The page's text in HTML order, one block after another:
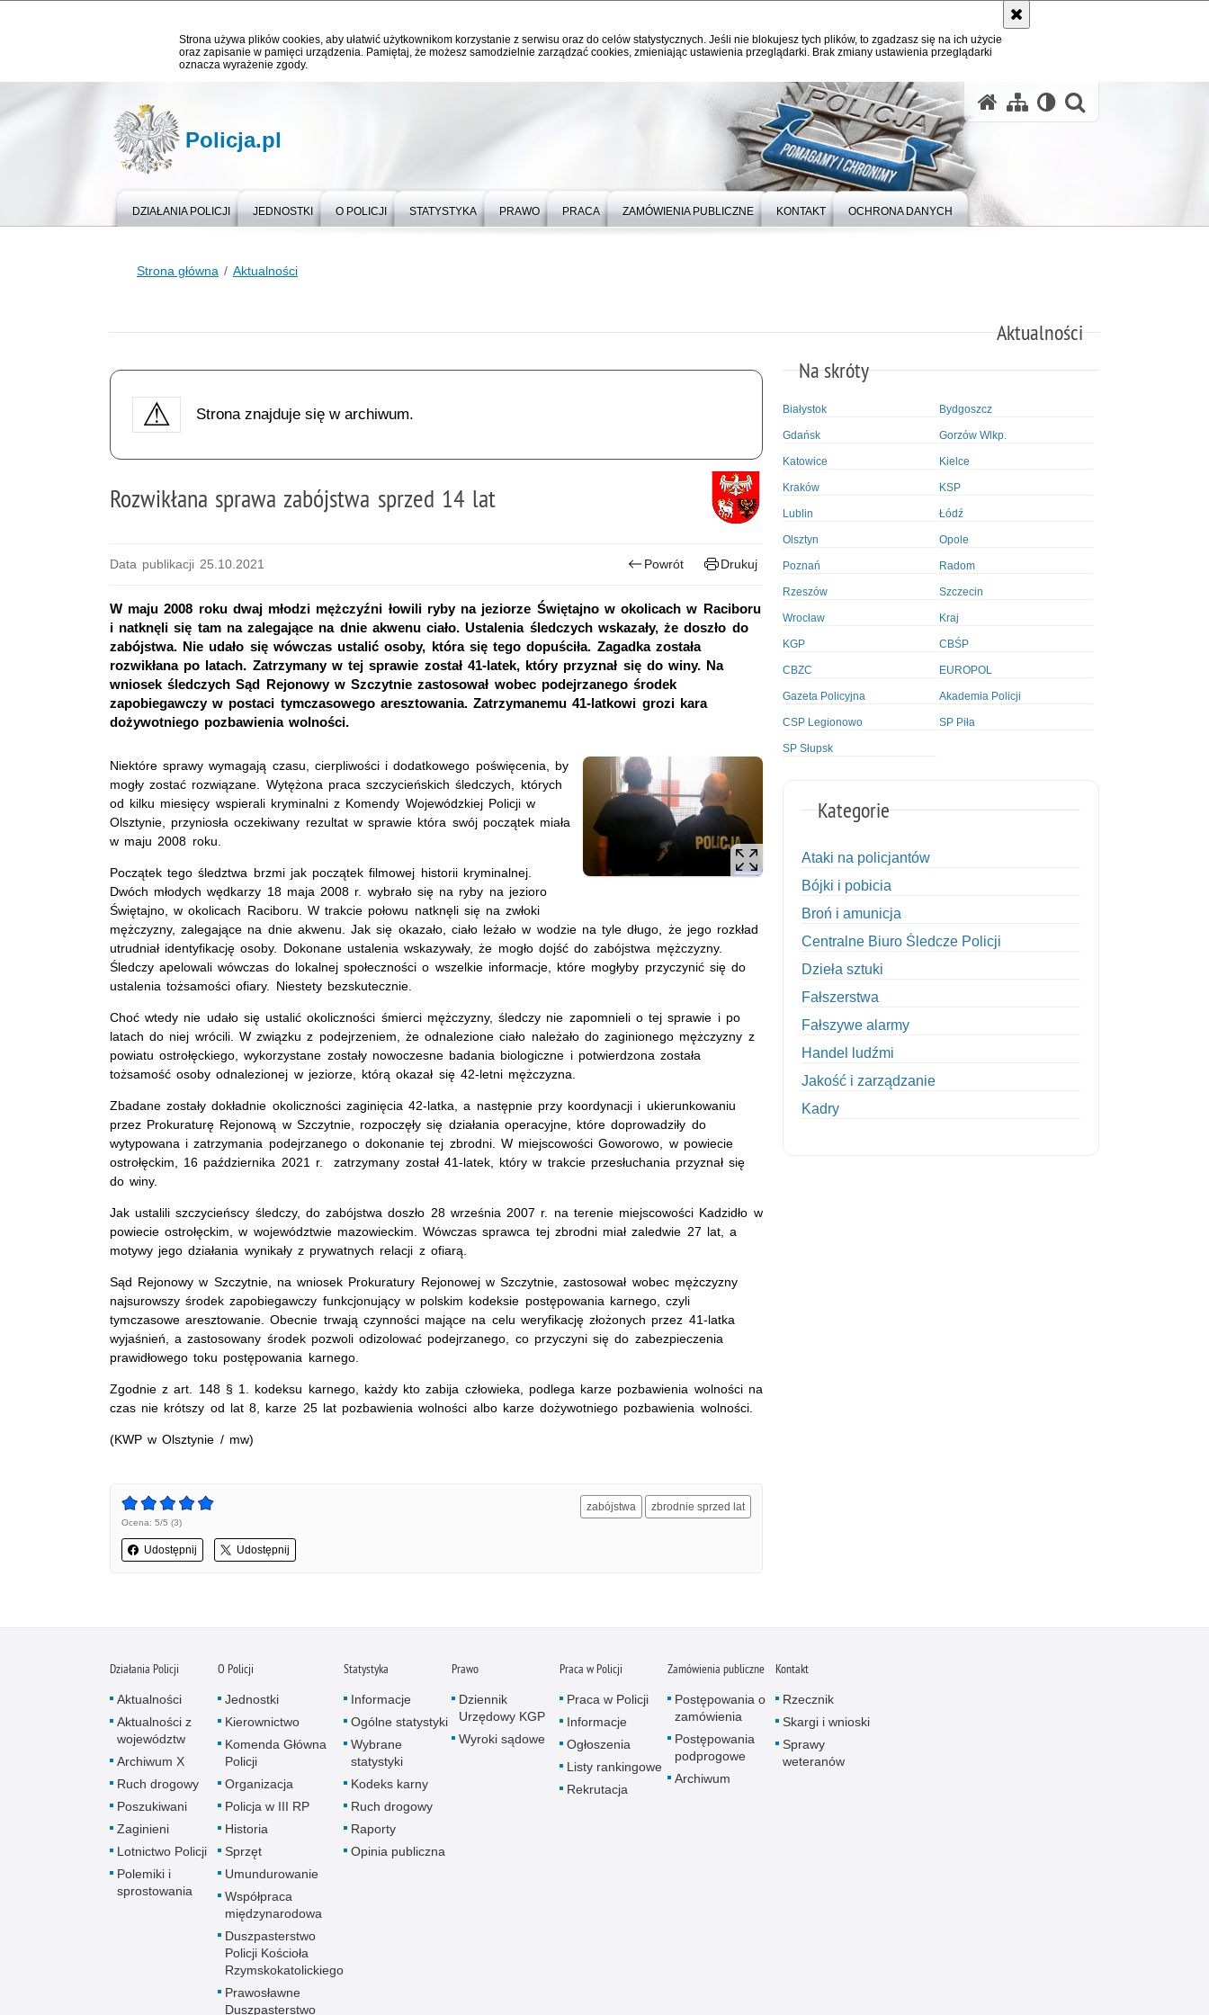
Strona używa plików cookies, aby ułatwić użytkownikom korzystanie z serwisu oraz do celów statystycznych. Jeśli nie blokujesz tych plików, to zgadzasz się na ich użycie
oraz zapisanie w pamięci urządzenia. Pamiętaj, że możesz samodzielnie zarządzać cookies, zmieniając ustawienia przeglądarki. Brak zmiany ustawienia przeglądarki
oznacza wyrażenie zgody.
Policja.pl
DZIAŁANIA POLICJI JEDNOSTKI O POLICJI STATYSTYKA PRAWO PRACA ZAMÓWIENIA PUBLICZNE KONTAKT OCHRONA DANYCH
Strona główna Aktualności
Aktualności
Strona znajduje się w archiwum.
Rozwikłana sprawa zabójstwa sprzed 14 lat
Data publikacji 25.10.2021 Powrót Drukuj
W maju 2008 roku dwaj młodzi mężczyźni łowili ryby na jeziorze Świętajno w okolicach w Raciboru
i natknęli się tam na zalegające na dnie akwenu ciało. Ustalenia śledczych wskazały, że doszło do
zabójstwa. Nie udało się wówczas ustalić osoby, która się tego dopuściła. Zagadka została
rozwikłana po latach. Zatrzymany w tej sprawie został 41-latek, który przyznał się do winy. Na
wniosek śledczych Sąd Rejonowy w Szczytnie zastosował wobec podejrzanego środek
zapobiegawczy w postaci tymczasowego aresztowania. Zatrzymanemu 41-latkowi grozi kara
dożywotniego pozbawienia wolności.
Niektóre sprawy wymagają czasu, cierpliwości i dodatkowego poświęcenia, by
mogły zostać rozwiązane. Wytężona praca szczycieńskich śledczych, których
od kilku miesięcy wspierali kryminalni z Komendy Wojewódzkiej Policji w
Olsztynie, przyniosła oczekiwany rezultat w sprawie która swój początek miała
w maju 2008 roku.
Początek tego śledztwa brzmi jak początek filmowej historii kryminalnej.
Dwóch młodych wędkarzy 18 maja 2008 r. wybrało się na ryby na jezioro
Świętajno, w okolicach Raciboru. W trakcie połowu natknęli się na zwłoki
mężczyzny, zalegające na dnie akwenu. Jak się okazało, ciało leżało w wodzie na tyle długo, że jego rozkład
utrudniał identyfikację osoby. Dokonane ustalenia wskazywały, że mogło dojść do zabójstwa mężczyzny.
Śledczy apelowali wówczas do lokalnej społeczności o wszelkie informacje, które mogłyby przyczynić się do
ustalenia tożsamości ofiary. Niestety bezskutecznie.
Choć wtedy nie udało się ustalić okoliczności śmierci mężczyzny, śledczy nie zapomnieli o tej sprawie i po
latach do niej wrócili. W związku z podejrzeniem, że odnalezione ciało należało do zaginionego mężczyzny z
powiatu ostrołęckiego, wykorzystane zostały nowoczesne badania biologiczne i potwierdzona została
tożsamość osoby odnalezionej w jeziorze, którą okazał się 42-letni mężczyzna.
Zbadane zostały dokładnie okoliczności zaginięcia 42-latka, a następnie przy koordynacji i ukierunkowaniu
przez Prokuraturę Rejonową w Szczytnie, rozpoczęły się działania operacyjne, które doprowadziły do
wytypowana i zatrzymania podejrzanego o dokonanie tej zbrodni. W miejscowości Goworowo, w powiecie
ostrołęckim, 16 października 2021 r. zatrzymany został 41-latek, który w trakcie przesłuchania przyznał się
do winy.
Jak ustalili szczycieńscy śledczy, do zabójstwa doszło 28 września 2007 r. na terenie miejscowości Kadzidło w
powiecie ostrołęckim, w województwie mazowieckim. Wówczas sprawca tej zbrodni miał zaledwie 27 lat, a
motywy jego działania wynikały z prywatnych relacji z ofiarą.
Sąd Rejonowy w Szczytnie, na wniosek Prokuratury Rejonowej w Szczytnie, zastosował wobec mężczyzny
najsurowszy środek zapobiegawczy funkcjonujący w polskim kodeksie postępowania karnego, czyli
tymczasowe aresztowanie. Obecnie trwają czynności mające na celu weryfikację złożonych przez 41-latka
wyjaśnień, a zastosowany środek pozwoli odizolować podejrzanego, co przyczyni się do zabezpieczenia
prawidłowego toku postępowania karnego.
Zgodnie z art. 148 § 1. kodeksu karnego, każdy kto zabija człowieka, podlega karze pozbawienia wolności na
czas nie krótszy od lat 8, karze 25 lat pozbawienia wolności albo karze dożywotniego pozbawienia wolności.
(KWP w Olsztynie / mw)
Ocena: 5/5 (3)
Udostępnij Udostępnij
zabójstwa zbrodnie sprzed lat
Na skróty
Białystok Bydgoszcz
Gdańsk Gorzów Wlkp.
Katowice Kielce
Kraków KSP
Lublin Łódź
Olsztyn Opole
Poznań Radom
Rzeszów Szczecin
Wrocław Kraj
KGP CBŚP
CBZC EUROPOL
Gazeta Policyjna Akademia Policji
CSP Legionowo SP Piła
SP Słupsk
Kategorie
Ataki na policjantów
Bójki i pobicia
Broń i amunicja
Centralne Biuro Śledcze Policji
Dzieła sztuki
Fałszerstwa
Fałszywe alarmy
Handel ludźmi
Jakość i zarządzanie
Kadry
Opinia publiczna
Oszustwa
Pedofilia, pornografia dziecięca
Piractwo przemysłowe
Działania Policji
Aktualności
Aktualności z
województw
Archiwum X
Ruch drogowy
Poszukiwani
Zaginieni
Lotnictwo Policji
Polemiki i
sprostowania
O Policji
Jednostki
Kierownictwo
Komenda Główna
Policji
Organizacja
Policja w III RP
Historia
Sprzęt
Umundurowanie
Współpraca
międzynarodowa
Duszpasterstwo
Policji Kościoła
Rzymskokatolickiego
Prawosławne
Duszpasterstwo
Statystyka
Informacje
Ogólne statystyki
Wybrane
statystyki
Kodeks karny
Ruch drogowy
Raporty
Opinia publiczna
Prawo
Dziennik
Urzędowy KGP
Wyroki sądowe
Praca w Policji
Praca w Policji
Informacje
Ogłoszenia
Listy rankingowe
Rekrutacja
Zamówienia publiczne
Postępowania o
zamówienia
Postępowania
podprogowe
Archiwum
Kontakt
Rzecznik
Skargi i wnioski
Sprawy
weteranów